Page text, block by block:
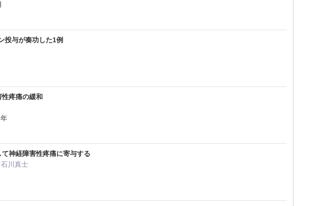
投与が奏功した1例
疼痛の緩和
神経障害性疼痛に寄与する
川真士